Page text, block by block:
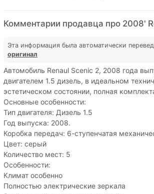
Комментарии продавца про 2008'
Эта информация была автоматически
оригинал
Автомобиль Renaul Scenic 2, 2008 года
двигателем 1.5 дизель, в идеальном
эстетическом состоянии, полная
Основные особенности:
Тип двигателя: Дизель 1.5
Год выпуска: 2008.
Коробка передач: 6-ступенчатая
Цвет: серый
Количество мест: 5
Особенности:
Климат особенно
Полностью электрические зеркала